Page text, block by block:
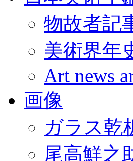
物故者記
美術界年
Art news
画像
ガラス乾
尾高鮮之